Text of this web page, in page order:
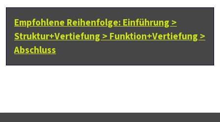
Empfohlene Reihenfolge: Einführung >
Struktur+Vertiefung > Funktion+Vertiefung >
Abschluss